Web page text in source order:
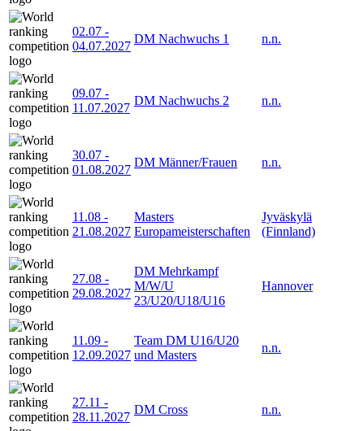
02.07 -
04.07.2027
DM Nachwuchs 1 n.n.
09.07 -
11.07.2027
DM Nachwuchs 2 n.n.
30.07 -
01.08.2027
DM Männer/Frauen n.n.
11.08 -
21.08.2027
Masters
Europameisterschaften
Jyväskylä
(Finnland)
27.08 -
29.08.2027
DM Mehrkampf
M/W/U
23/U20/U18/U16
Hannover
11.09 -
12.09.2027
Team DM U16/U20
und Masters
n.n.
27.11 -
28.11.2027
DM Cross n.n.